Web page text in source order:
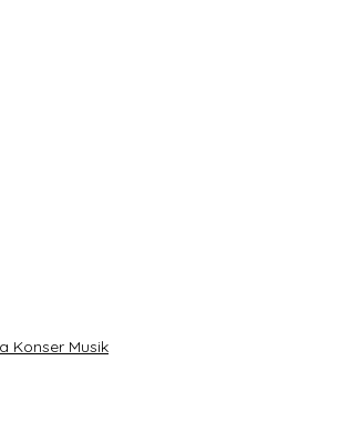
Konser Musik